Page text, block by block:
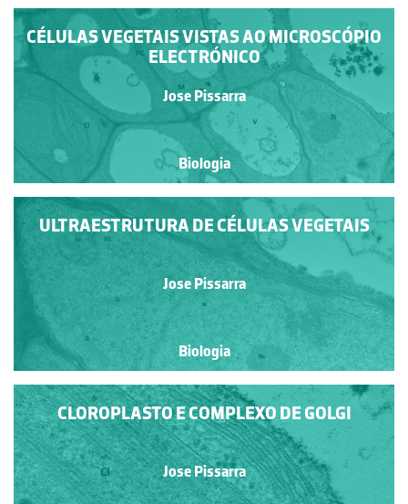
CÉLULAS VEGETAIS VISTAS AO MICROSCÓPIO
ELECTRÓNICO
Jose Pissarra
Biologia
ULTRAESTRUTURA DE CÉLULAS VEGETAIS
Jose Pissarra
Biologia
CLOROPLASTO E COMPLEXO DE GOLGI
Jose Pissarra